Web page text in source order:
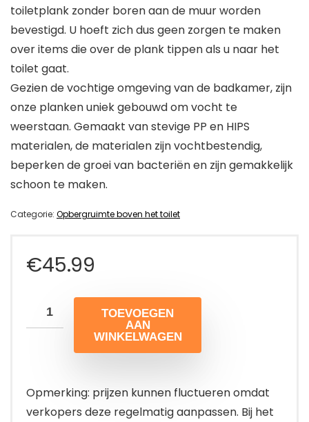
toiletplank zonder boren aan de muur worden
bevestigd. U hoeft zich dus geen zorgen te maken
over items die over de plank tippen als u naar het
toilet gaat.
Gezien de vochtige omgeving van de badkamer, zijn
onze planken uniek gebouwd om vocht te
weerstaan. Gemaakt van stevige PP en HIPS
materialen, de materialen zijn vochtbestendig,
beperken de groei van bacteriën en zijn gemakkelijk
schoon te maken.
Categorie: Opbergruimte boven het toilet
€45.99
TOEVOEGEN
AAN
WINKELWAGEN
Opmerking: prijzen kunnen fluctueren omdat
verkopers deze regelmatig aanpassen. Bij het